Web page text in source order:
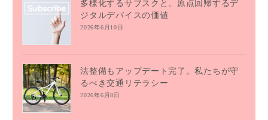
多様化するサブスクと、原点回帰するデ
ジタルデバイスの価値
2026年6月10日
法整備もアップデート完了。私たちが守
るべき交通リテラシー
2026年6月8日